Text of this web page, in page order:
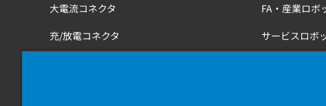
大電流コネクタ
充/放電コネクタ
FA・産業ロボ
サービスロボ